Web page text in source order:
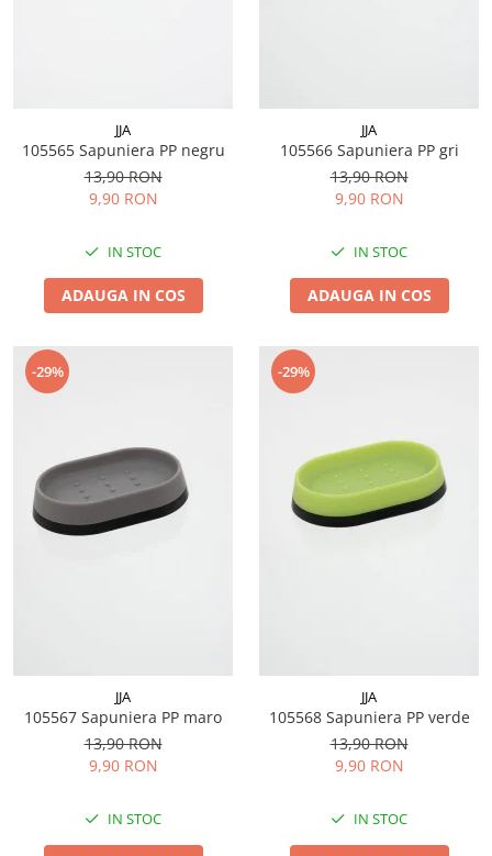
JJA
105565 Sapuniera PP negru
13,90 RON
9,90 RON
IN STOC
ADAUGA IN COS
JJA
105566 Sapuniera PP gri
13,90 RON
9,90 RON
IN STOC
ADAUGA IN COS
-29%
JJA
105567 Sapuniera PP maro
13,90 RON
9,90 RON
IN STOC
-29%
JJA
105568 Sapuniera PP verde
13,90 RON
9,90 RON
IN STOC